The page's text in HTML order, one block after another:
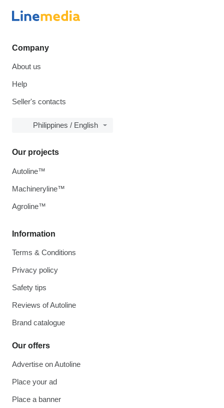
Company
About us
Help
Seller's contacts
Philippines / English
Information
Terms & Conditions
Privacy policy
Safety tips
Reviews of Autoline
Brand catalogue
Our offers
Advertise on Autoline
Place your ad
Place a banner
Our projects
Autoline™
Machineryline™
Agroline™